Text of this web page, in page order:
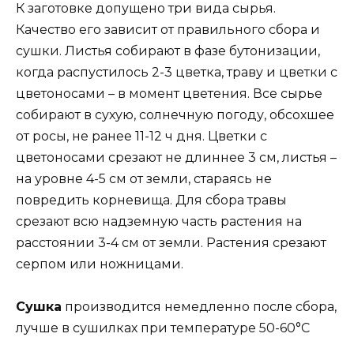
К заготовке допущено три вида сырья.
Качество его зависит от правильного сбора и
сушки. Листья собирают в фазе бутонизации,
когда распустилось 2-3 цветка, траву и цветки с
цветоносами – в момент цветения. Все сырье
собирают в сухую, солнечную погоду, обсохшее
от росы, не ранее 11-12 ч дня. Цветки с
цветоносами срезают не длиннее 3 см, листья –
на уровне 4-5 см от земли, стараясь не
повредить корневища. Для сбора травы
срезают всю надземную часть растения на
расстоянии 3-4 см от земли. Растения срезают
серпом или ножницами.
Сушка производится немедленно после сбора,
лучше в сушилках при температуре 50-60°С